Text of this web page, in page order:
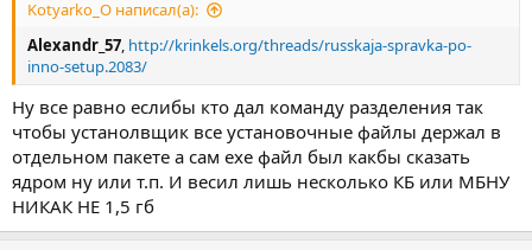
Kotyarko_O написал(а):
Alexandr_57, http://krinkels.org/threads/russkaja-spravka-po-
inno-setup.2083/
Ну все равно еслибы кто дал команду разделения так
чтобы устанолвщик все установочные файлы держал в
отдельном пакете а сам ехе файл был какбы сказать
ядром ну или т.п. И весил лишь несколько КБ или МБНУ
НИКАК НЕ 1,5 гб